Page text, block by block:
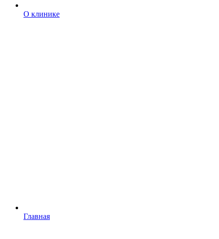
О клинике
Главная